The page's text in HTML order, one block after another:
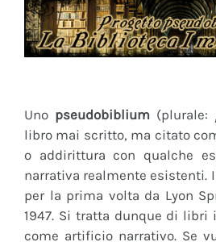
Uno pseudobiblium (plurale:
libro mai scritto, ma citato
o addirittura con qualche
narrativa realmente esistenti.
per la prima volta da Lyon
1947. Si tratta dunque di libri
come artificio narrativo. Se